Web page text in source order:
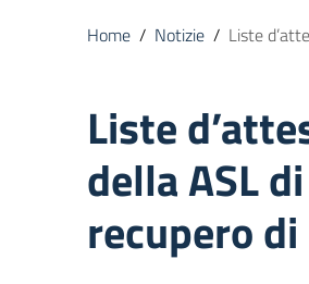
Home / Notizie / Liste
Liste
della ASL
recupero